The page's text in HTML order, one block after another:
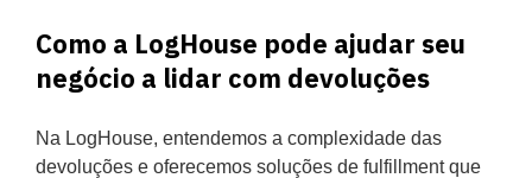
Como a LogHouse pode ajudar seu
negócio a lidar com devoluções
Na LogHouse, entendemos a complexidade das
devoluções e oferecemos soluções de fulfillment que